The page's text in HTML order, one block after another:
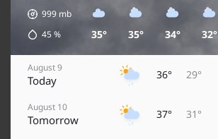
999 mb
45% 35° 35° 34° 32°
August 9
Today 36° 29°
August 10
Tomorrow 37° 31°